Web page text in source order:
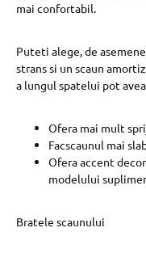
mai confortabil.
Puteti alege, de
strans si un scaun
a lungul spatelui pot
Ofera mai mult
Facscaunul mai
Ofera accent
modelului
Bratele scaunului